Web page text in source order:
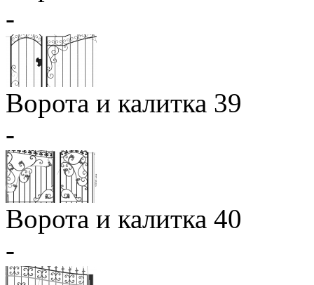
-
Ворота и калитка 39
-
Ворота и калитка 40
-